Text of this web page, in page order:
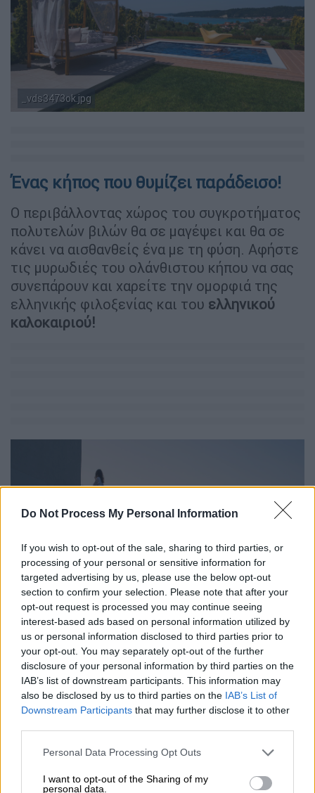
Do Not Process My Personal Information
If you wish to opt-out of the sale, sharing to third parties, or
processing of your personal or sensitive information for
targeted advertising by us, please use the below opt-out
section to confirm your selection. Please note that after your
opt-out request is processed you may continue seeing
interest-based ads based on personal information utilized by
us or personal information disclosed to third parties prior to
your opt-out. You may separately opt-out of the further
disclosure of your personal information by third parties on the
IAB’s list of downstream participants. This information may
also be disclosed by us to third parties on the IAB’s List of
Downstream Participants that may further disclose it to other
Please note that this website/app uses one or more Google
not limited to your visit or usage behaviour. You may click to
Personal Data Processing Opt Outs
I want to opt-out of the Sharing of my
personal data.
_vds3473ok.jpg
Ένας κήπος που θυμίζει παράδεισο!
Ο περιβάλλοντας χώρος του συγκροτήματος
πολυτελών βιλών θα σε μαγέψει και θα σε
κάνει να αισθανθείς ένα με τη φύση. Αφήστε
τις μυρωδιές του ολάνθιστου κήπου να σας
συνεπάρουν και χαρείτε την ομορφιά της
ελληνικής φιλοξενίας και του ελληνικού
καλοκαιριού!
_vds2443ok.jpg
Φυσική ομορφιά με πολυτέλεια!
Κολυμπήστε στα κρυστάλλινα νερά της